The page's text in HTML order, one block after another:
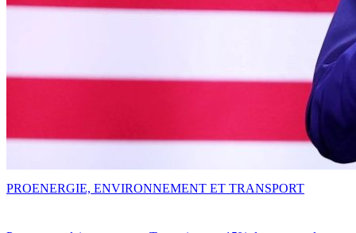
PROENERGIE, ENVIRONNEMENT ET TRANSPORT